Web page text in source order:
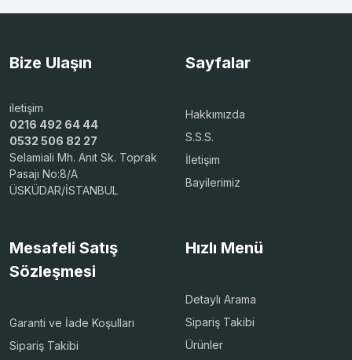
Bize Ulaşın
iletişim
0216 492 64 44
0532 506 82 27
Selamiali Mh. Anıt Sk. Toprak
Pasajı No:8/A
ÜSKÜDAR/İSTANBUL
Sayfalar
Hakkımızda
S.S.S.
İletişim
Bayilerimiz
Mesafeli Satış
Sözleşmesi
Garanti ve İade Koşulları
Sipariş Takibi
Hızlı Menü
Detaylı Arama
Sipariş Takibi
Ürünler